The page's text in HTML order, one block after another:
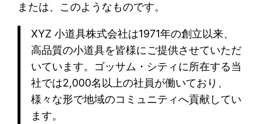
または、このようなものです。
XYZ 小道具株式会社は1971年の創立以来、
高品質の小道具を皆様にご提供させていただ
いています。ゴッサム・シティに所在する当
社では2,000名以上の社員が働いており、
様々な形で地域のコミュニティへ貢献してい
ます。